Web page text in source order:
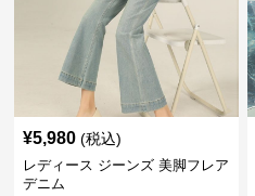
¥5,980 (税込)
レディース ジーンズ 美脚フレア
デニム